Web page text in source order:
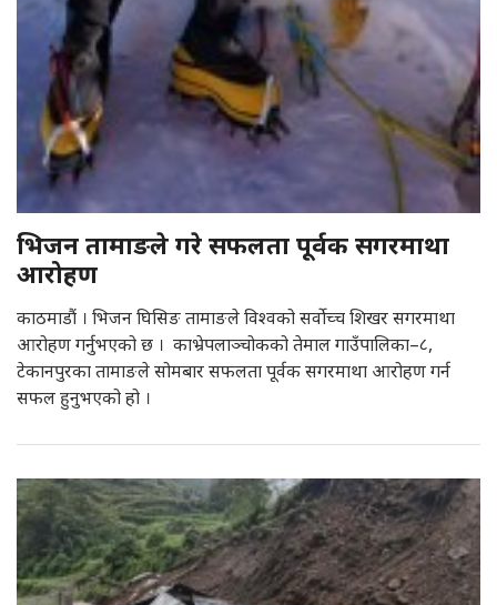
भिजन तामाङले गरे सफलता पूर्वक सगरमाथा
आरोहण
काठमाडौं । भिजन घिसिङ तामाङले विश्वको सर्वोच्च शिखर सगरमाथा
आरोहण गर्नुभएको छ । काभ्रेपलाञ्चोकको तेमाल गाउँपालिका–८,
टेकानपुरका तामाङले सोमबार सफलता पूर्वक सगरमाथा आरोहण गर्न
सफल हुनुभएको हो ।